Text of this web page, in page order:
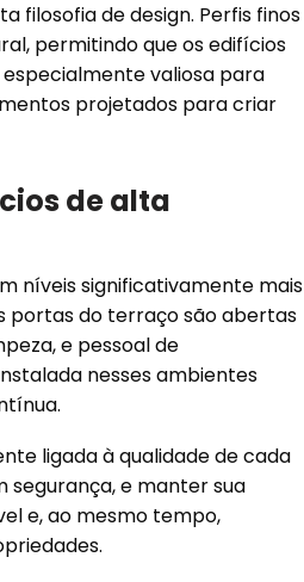
filosofia de design. Perfis finos
permitindo que os edifícios
valiosa para
projetados para criar
de alta
níveis significativamente mais
portas do terraço são abertas
e pessoal de
nesses ambientes
ligada à qualidade de cada
segurança, e manter sua
e, ao mesmo tempo,